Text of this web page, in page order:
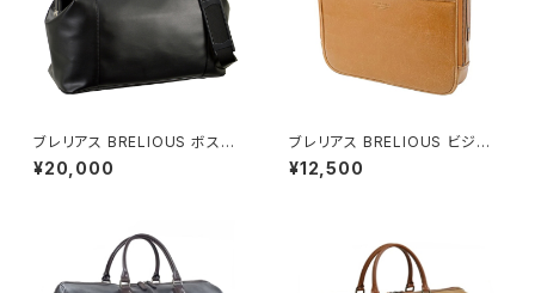
ブレリアス BRELIOUS ボスト
ンバッグ メンズ 10428-1H ブラ
ック ブラック
¥20,000
ブレリアス BRELIOUS ビジネ
スバッグ メンズ 21222-10H キ
ャメル
¥12,500